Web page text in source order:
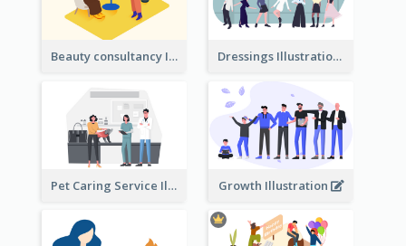
Beauty consultancy Illustration Dressings Illustration
Pet Caring Service Illustration Growth Illustration